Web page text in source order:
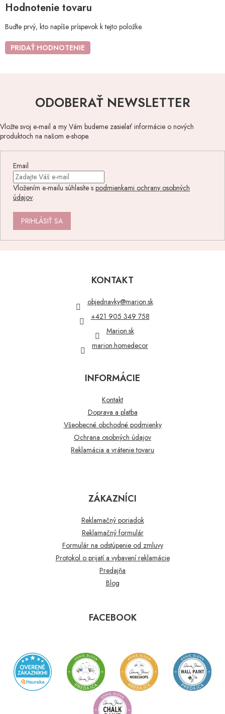
Hodnotenie tovaru
Buďte prvý, kto napíše príspevok k tejto položke.
PRIDAŤ HODNOTENIE
ODOBERAŤ NEWSLETTER
Vložte svoj e-mail a my Vám budeme zasielať informácie o nových
produktoch na našom e-shope.
Email
Vložením e-mailu súhlasíte s podmienkami ochrany osobných
údajov.
PRIHLÁSIŤ SA
KONTAKT
objednavky@marion.sk
+421 905 349 758
Marion.sk
marion.homedecor
INFORMÁCIE
Kontakt
Doprava a platba
Všeobecné obchodné podmienky
Ochrana osobných údajov
Reklamácia a vrátenie tovaru
ZÁKAZNÍCI
Reklamačný poriadok
Reklamačný formulár
Formulár na odstúpenie od zmluvy
Protokol o prijatí a vybavení reklamácie
Predajňa
Blog
FACEBOOK